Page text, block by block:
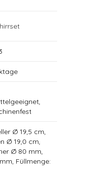
Ø 19,5 cm,
Ø 19,0 cm,
Ø 80 mm,
Füllmenge: